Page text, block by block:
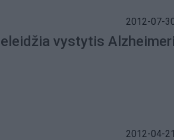
2012-07-
vystytis
2012-04-